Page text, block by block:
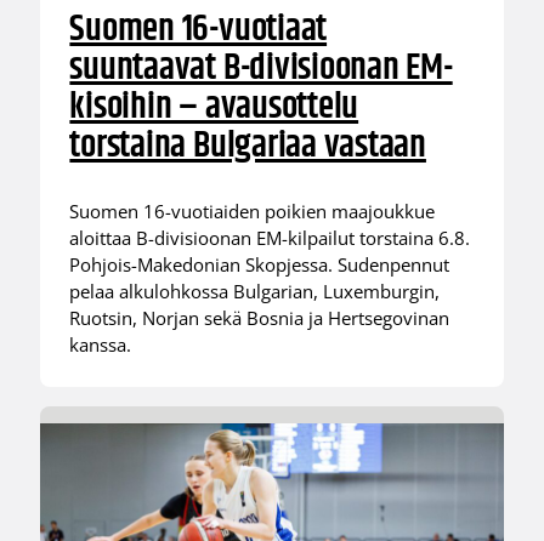
Suomen 16-vuotiaat
suuntaavat B-divisioonan EM-
kisoihin – avausottelu
torstaina Bulgariaa vastaan
Suomen 16-vuotiaiden poikien maajoukkue
aloittaa B-divisioonan EM-kilpailut torstaina 6.8.
Pohjois-Makedonian Skopjessa. Sudenpennut
pelaa alkulohkossa Bulgarian, Luxemburgin,
Ruotsin, Norjan sekä Bosnia ja Hertsegovinan
kanssa.